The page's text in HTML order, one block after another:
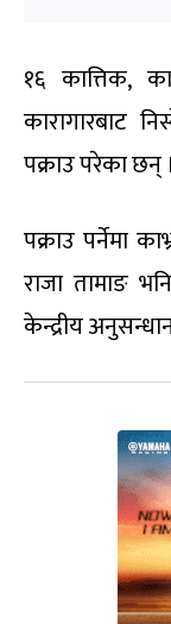
१६ कात्तिक,
कारागारबाट
पक्राउ परेका छन् ।
पक्राउ पर्नेमा
राजा तामाङ
केन्द्रीय